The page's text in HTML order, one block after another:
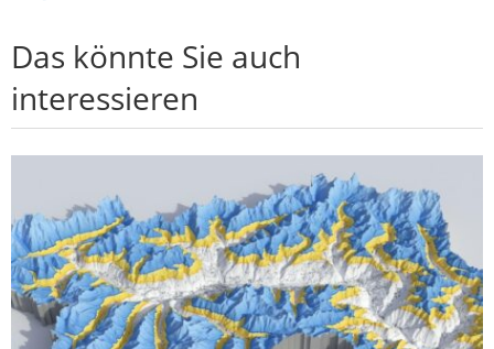
Das könnte Sie auch
interessieren